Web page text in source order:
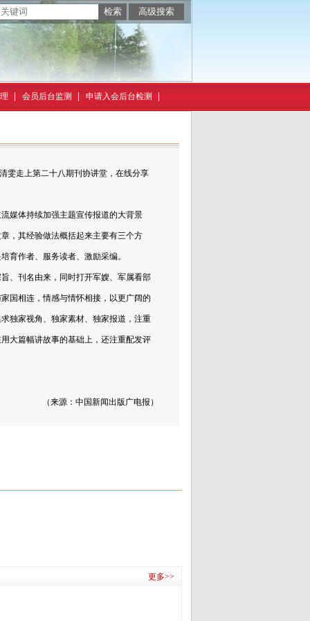
会员后台监测 申请入会后台检测
走上第二十八期刊协讲堂，在线分享
体持续加强主题宣传报道的大背景
，其经验做法概括起来主要有三个方
育作者、服务读者、激励采编。
刊名由来，同时打开军嫂、军属看部
国相连，情感与情怀相接，以更广阔的
独家视角、独家素材、独家报道，注重
大篇幅讲故事的基础上，还注重配发评
（来源：中国新闻出版广电报）
更多>>